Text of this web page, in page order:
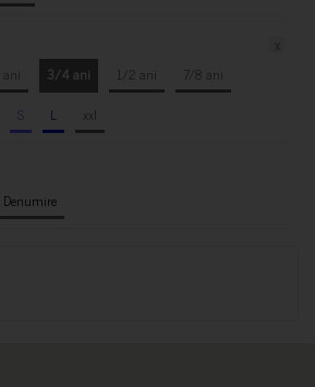
3/4 ani 1/2 ani
7/8 ani
S L xxl
Denumire